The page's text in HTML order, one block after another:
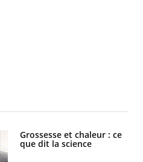
Grossesse et chaleur : ce
que dit la science